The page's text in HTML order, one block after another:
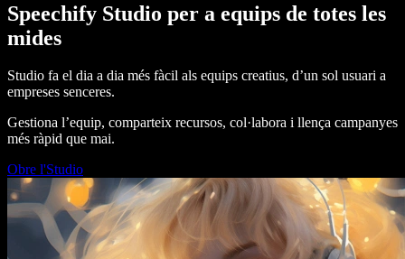
Speechify Studio per a equips de totes les
mides
Studio fa el dia a dia més fàcil als equips creatius, d’un sol usuari a
empreses senceres.
Gestiona l’equip, comparteix recursos, col·labora i llença campanyes
més ràpid que mai.
Obre l'Studio